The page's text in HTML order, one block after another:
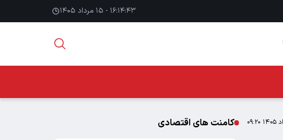
۱۶:۱۴:۴۴ - ۱۵ مرداد ۱۴۰۵
کامنت های اقتصادی